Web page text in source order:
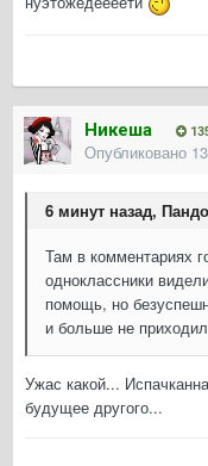
Никеша
Опубликовано
6 минут назад,
Там в комментариях
одноклассники
помощь, но
и больше не
Ужас какой...
будущее другого...